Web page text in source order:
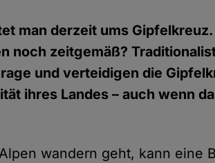
man derzeit ums Gipfelkreuz.
noch zeitgemäß?
und verteidigen die
ihres Landes – auch wenn
wandern geht, kann eine